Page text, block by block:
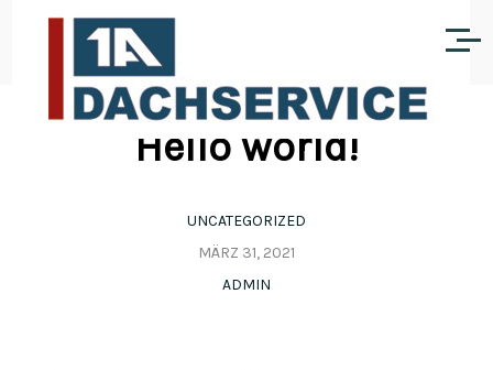
Hello world!
UNCATEGORIZED
MÄRZ 31, 2021
ADMIN